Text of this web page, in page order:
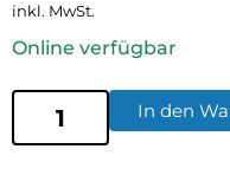
inkl. MwSt.
Online verfügbar
In den